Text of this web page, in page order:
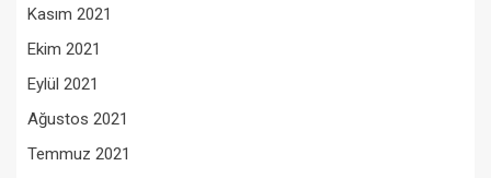
Kasım 2021
Ekim 2021
Eylül 2021
Ağustos 2021
Temmuz 2021